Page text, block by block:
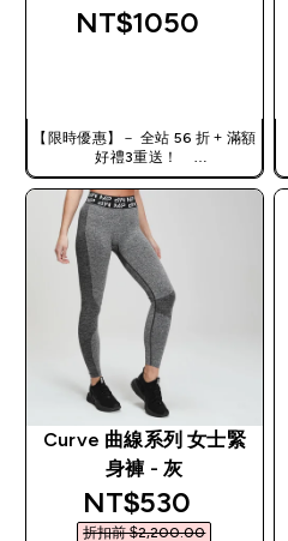
NT$1050‎
【限時優惠】－ 全站 56 折 + 滿額
好禮3重送！
使用優惠碼，獲得額外折扣：
TW56
Curve 曲線系列 女士緊
身褲 - 灰
discounted price
NT$530‎
折扣前 $2,200.00‎